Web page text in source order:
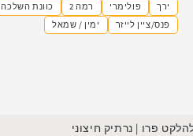
ירך פולימרי רמה 2
כוונת השלכה
פנס/ציין לייזר
ימין / שמאל